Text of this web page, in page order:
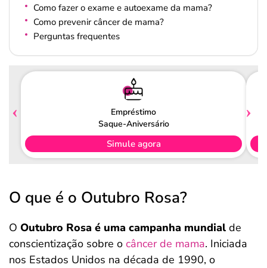
Como fazer o exame e autoexame da mama?
Como prevenir câncer de mama?
Perguntas frequentes
Empréstimo
Saque-Aniversário
Simule agora
O que é o Outubro Rosa?
O Outubro Rosa é uma campanha mundial de
conscientização sobre o câncer de mama. Iniciada
nos Estados Unidos na década de 1990, o